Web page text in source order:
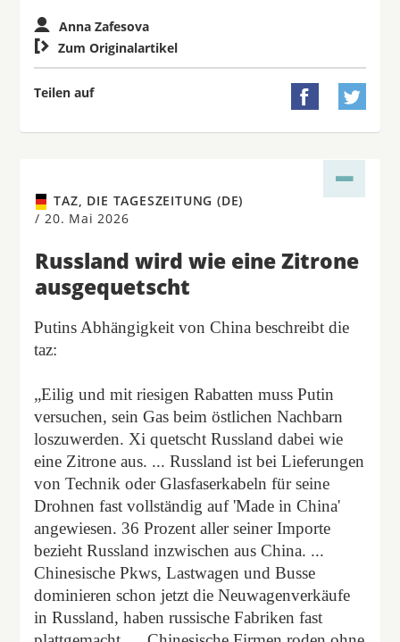
Anna Zafesova
 Zum Originalartikel
Teilen auf  
TAZ, DIE TAGESZEITUNG (DE)
/ 20. Mai 2026
Russland wird wie eine Zitrone
ausgequetscht
Putins Abhängigkeit von China beschreibt die
taz:
„Eilig und mit riesigen Rabatten muss Putin
versuchen, sein Gas beim östlichen Nachbarn
loszuwerden. Xi quetscht Russland dabei wie
eine Zitrone aus. ... Russland ist bei Lieferungen
von Technik oder Glasfaserkabeln für seine
Drohnen fast vollständig auf 'Made in China'
angewiesen. 36 Prozent aller seiner Importe
bezieht Russland inzwischen aus China. ...
Chinesische Pkws, Lastwagen und Busse
dominieren schon jetzt die Neuwagenverkäufe
in Russland, haben russische Fabriken fast